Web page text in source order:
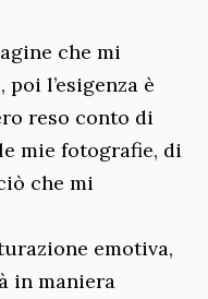
che mi
l’esigenza è
reso conto di
mie fotografie, di
che mi
emotiva,
in maniera